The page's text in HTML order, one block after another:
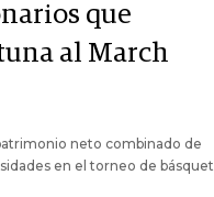
que
al March
neto combinado de
en el torneo de básquet